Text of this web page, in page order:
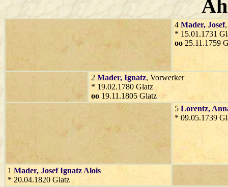
4 Mader, Josef
* 15.01.1731
oo 25.11.1759
2 Mader, Ignatz, Vorwerker
* 19.02.1780 Glatz
oo 19.11.1805 Glatz
5 Lorentz,
* 09.05.1739
1 Mader, Josef Ignatz Alois
* 20.04.1820 Glatz